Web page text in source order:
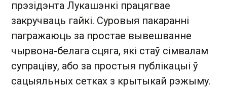
прэзідэнта Лукашэнкі працягвае
закручваць гайкі. Суровыя пакаранні
пагражаюць за простае вывешванне
чырвона-белага сцяга, які стаў сімвалам
супраціву, або за простыя публікацыі ў
сацыяльных сетках з крытыкай рэжыму.